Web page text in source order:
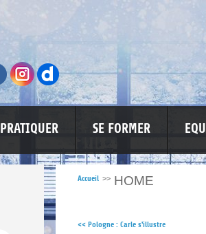
PRATIQUER SE FORMER
LUTTE CONTRE LES VIOLENCES
Accueil >> HOME
<< Pologne : Carle s'illustre